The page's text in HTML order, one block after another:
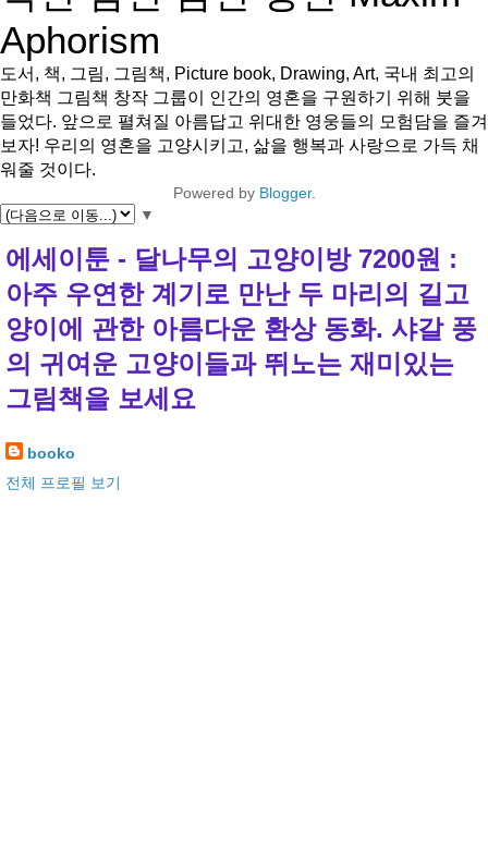
Aphorism
도서, 책, 그림, 그림책, Picture book, Drawing, Art, 국내 최고의
만화책 그림책 창작 그룹이 인간의 영혼을 구원하기 위해 붓을
들었다. 앞으로 펼쳐질 아름답고 위대한 영웅들의 모험담을 즐겨
보자! 우리의 영혼을 고양시키고, 삶을 행복과 사랑으로 가득 채
워줄 것이다.
Powered by Blogger.
▼
에세이툰 - 달나무의 고양이방 7200원 :
아주 우연한 계기로 만난 두 마리의 길고
양이에 관한 아름다운 환상 동화. 샤갈 풍
의 귀여운 고양이들과 뛰노는 재미있는
그림책을 보세요
booko
전체 프로필 보기